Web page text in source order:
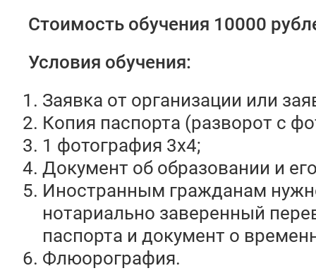
Стоимость обучения 10000
Условия обучения:
Заявка от организации или
Копия паспорта (разворот с
1 фотография 3х4;
Документ об образовании и
Иностранным гражданам
нотариально заверенный
паспорта и документ о
Флюорография.